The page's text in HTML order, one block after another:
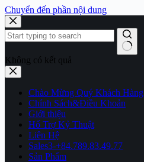
Chuyển đến phần nội dung
Không có kết quả
Chào Mừng Quý Khách Hàng
Chính Sách&Điều Khoản
Giới thiệu
Hổ Trợ Kỷ Thuật
Liên Hệ
Sales3-+84.789.83.49.77
Sản Phẩm